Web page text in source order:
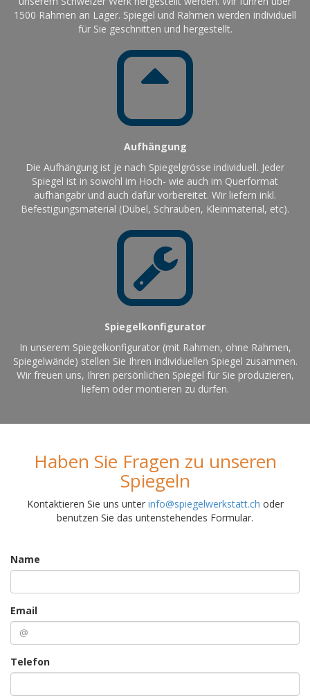
1500 Rahmen an Lager. Spiegel und Rahmen werden individuell
für Sie geschnitten und hergestellt.
Aufhängung
Die Aufhängung ist je nach Spiegelgrösse individuell. Jeder
Spiegel ist in sowohl im Hoch- wie auch im Querformat
aufhängabr und auch dafür vorbereitet. Wir liefern inkl.
Befestigungsmaterial (Dübel, Schrauben, Kleinmaterial, etc).
Spiegelkonfigurator
In unserem Spiegelkonfigurator (mit Rahmen, ohne Rahmen,
Spiegelwände) stellen Sie Ihren individuellen Spiegel zusammen.
Wir freuen uns, Ihren persönlichen Spiegel für Sie produzieren,
liefern oder montieren zu dürfen.
Haben Sie Fragen zu unseren
Spiegeln
Kontaktieren Sie uns unter info@spiegelwerkstatt.ch oder
benutzen Sie das untenstehendes Formular.
Name
Email
Telefon